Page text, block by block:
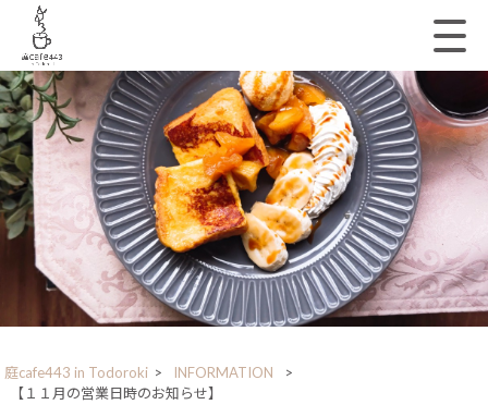
庭cafe443 in Todoroki > INFORMATION
>
【１１月の営業日時のお知らせ】